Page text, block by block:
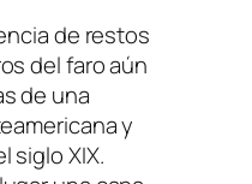
de restos
del faro aún
de una
y
siglo XIX.